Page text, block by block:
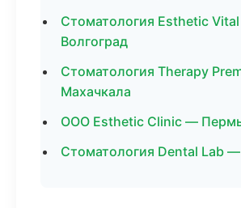
Стоматология Esthetic
Волгоград
Стоматология Therapy
Махачкала
ООО Esthetic Clinic —
Стоматология Dental Lab